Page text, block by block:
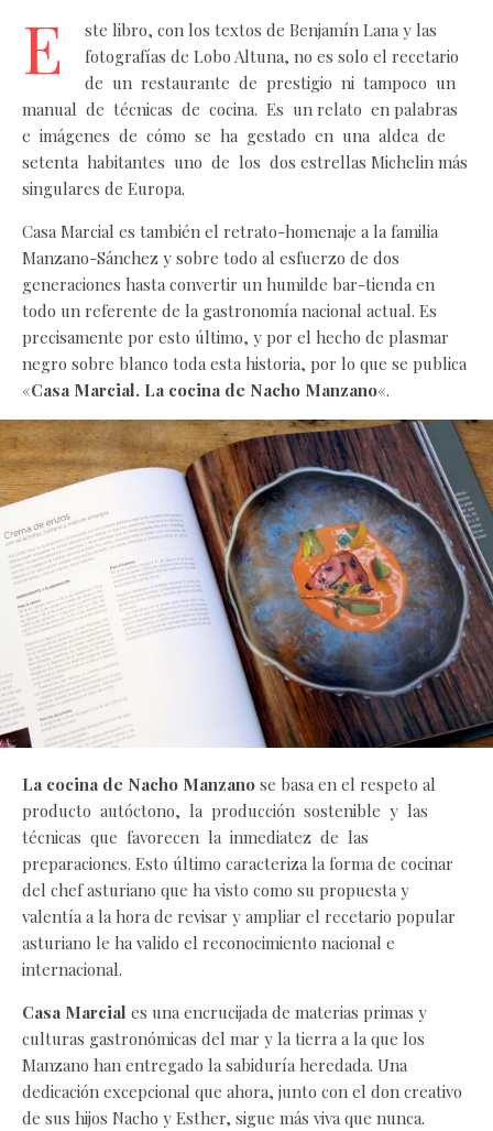
E
ste libro, con los textos de Benjamín Lana y las
fotografías de Lobo Altuna, no es solo el recetario
de un restaurante de prestigio ni tampoco un
manual de técnicas de cocina. Es un relato en palabras
e imágenes de cómo se ha gestado en una aldea de
setenta habitantes uno de los dos estrellas Michelin más
singulares de Europa.
Casa Marcial es también el retrato-homenaje a la familia
Manzano-Sánchez y sobre todo al esfuerzo de dos
generaciones hasta convertir un humilde bar-tienda en
todo un referente de la gastronomía nacional actual. Es
precisamente por esto último, y por el hecho de plasmar
negro sobre blanco toda esta historia, por lo que se publica
«Casa Marcial. La cocina de Nacho Manzano«.
La cocina de Nacho Manzano se basa en el respeto al
producto autóctono, la producción sostenible y las
técnicas que favorecen la inmediatez de las
preparaciones. Esto último caracteriza la forma de cocinar
del chef asturiano que ha visto como su propuesta y
valentía a la hora de revisar y ampliar el recetario popular
asturiano le ha valido el reconocimiento nacional e
internacional.
Casa Marcial es una encrucijada de materias primas y
culturas gastronómicas del mar y la tierra a la que los
Manzano han entregado la sabiduría heredada. Una
dedicación excepcional que ahora, junto con el don creativo
de sus hijos Nacho y Esther, sigue más viva que nunca.